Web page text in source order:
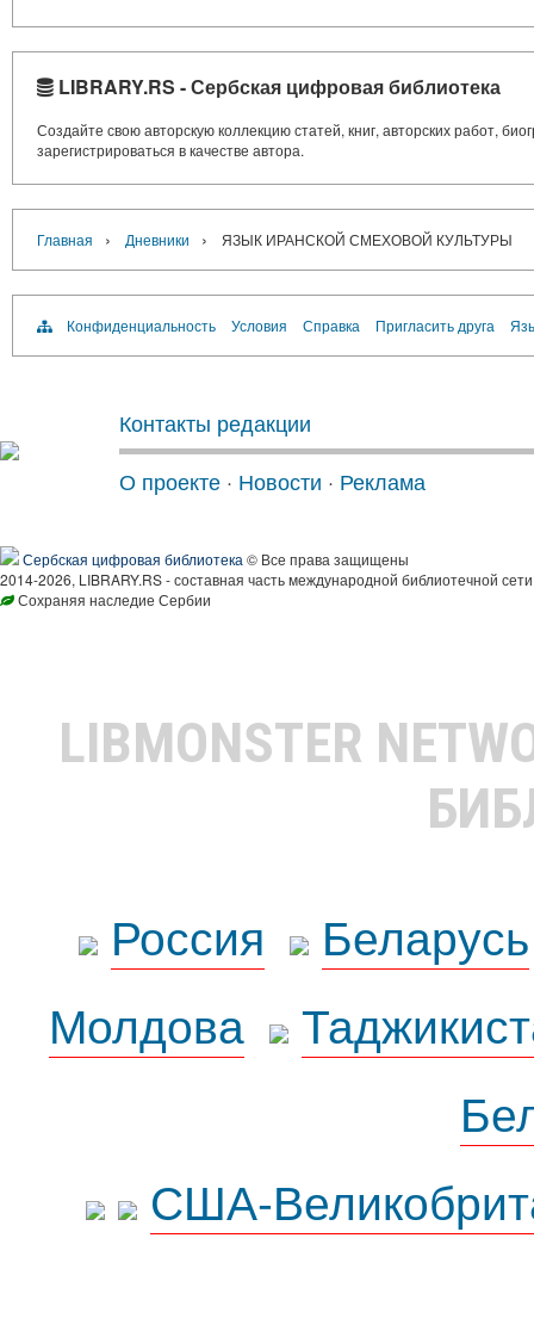
LIBRARY.RS - Сербская цифровая библиотека
Создайте свою авторскую коллекцию статей, книг, авторских работ,
зарегистрироваться в качестве автора.
Главная › Дневники › ЯЗЫК ИРАНСКОЙ СМЕХОВОЙ КУЛЬТУРЫ
Конфиденциальность Условия Справка Пригласить друга
Контакты редакции
О проекте · Новости · Реклама
Сербская цифровая библиотека © Все права защищены
2014-2026, LIBRARY.RS - составная часть международной библиотечной
Сохраняя наследие Сербии
LIBMONSTER
Россия
Беларусь
Молдова
США-